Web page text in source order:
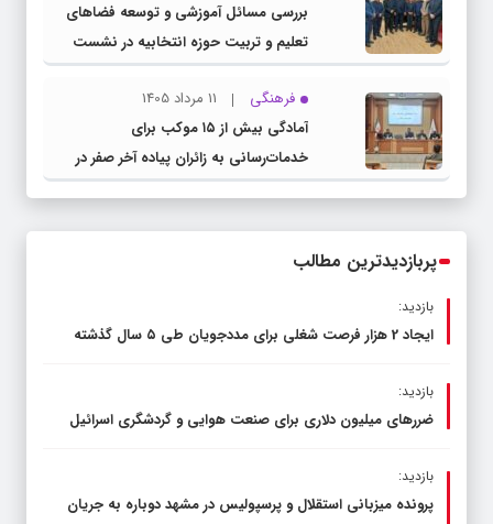
بررسی مسائل آموزشی و توسعه فضاهای
تعلیم و تربیت حوزه انتخابیه در نشست
مشترک عضو کمیسیون آموزش مجلس با
مدیرکل آموزش و پرورش خراسان رضوی
فرهنگی
11 مرداد 1405
آمادگی بیش از ۱۵ موکب برای
خدمات‌رسانی به زائران پیاده آخر صفر در
شهرستان چناران
پربازدیدترین مطالب
بازدید:
ایجاد 2 هزار فرصت شغلی برای مددجویان طی ۵ سال گذشته
بازدید:
ضررهای میلیون دلاری برای صنعت هوایی و گردشگری اسرائیل
بازدید:
پرونده میزبانی استقلال و پرسپولیس در مشهد دوباره به جریان